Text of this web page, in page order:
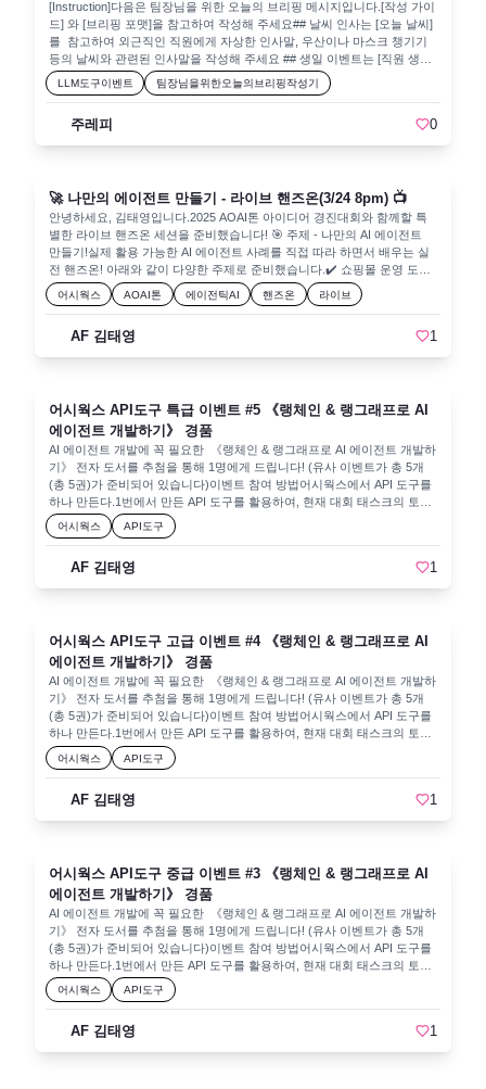
응답:<code class="language-plaintext">{ "session_id": "...", "audio_path":
"outputs/..._audio.wav", "download_url":
"http://127.0.0.1:8000/download_file/{session_id}/audio", "message": "오
디오 추출이 완료되었습니다." }</code>주요 포인트ffmpeg-python 사용
예시:<code class="language-plaintext">ffmpeg.input(video_path).output(
audio_path, format='wav', acodec='pcm_s16le', ar='16000', ac=1
).run(overwrite_output=True)</code>ac=1: 모노로 변환ar=16000:
Whisper 권장 16kHz 샘플링pcm_s16le: 16비트 오디오 인코딩폴더 구
"model_size": "tiny" // tiny, base, small, medium, large }</code>설
명:OpenAI Whisper 모델로 오디오를 인식하고, segment별로 SRT 파일을
생성.SESSIONS[session_id]["srt_path"]에 자막 파일 경로를 저장합니다.
응답:<code class="language-plaintext">{ "session_id": "...", "srt_path":
"...", "download_url":
"http://127.0.0.1:8000/download_file/{session_id}/srt", "message": "SRT
생성이 완료되었습니다." }</code>주요 포인트Whisper 모델 로딩:<code
result = model.transcribe(audio_path)</code>큰 모델로 갈수록 정확도 높
아지나, 메모리 점유/추론 시간이 증가.SRT 형식 생성:<code
str(timedelta(seconds=segment['start'])) end_time =
str(timedelta(seconds=segment['end'])) ...</code>start_time -->
end_timeSRT 파일에선 인덱스 번호, 시간 정보, 자막 텍스트, 공백 줄 구
조를 지킵니다.5. SRT → 텍스트 변환: /srt_to_textMethod: POSTPayload:
<code class="language-plaintext">{ "session_id": "string" }</code>설명:생
성된 SRT 파일을 파싱하여 "시작시간 자막텍스트" 형식의 문자열로 변환.
추가적으로 사용자 입맛에 맞게 "00:00:01,000 Hello..." 등 더 정교한 포맷
을 만들 수도 있습니다.응답:<code class="language-plaintext">{
...\n00:00:07 Today we are...", "message": "SRT 텍스트 변환이 완료되었
습니다." }</code>기술 포인트SRT 파싱:<code class="language-
</code>자막 인덱스 번호 / 시간 구간 / 자막 본문을 순서대로 읽어내는 간
단한 로직.포맷 변환:필요하다면 start_time, end_time 모두 저장해 DB나
JSON 형태로 응답 가능.6. 파일 다운로드:
/download_file/{session_id}/{file_type}Method: GETPath
Variables:session_id: 세션 IDfile_type: video, audio, srt설명:서버에 저장
된 (video/audio/srt) 파일을 직접 다운로드할 수 있는 엔드포인트.응
답:FileResponse로 해당 파일을 즉시 다운로드.기술 포인트
StaticFiles:app.mount("/downloads", StaticFiles(directory="downloads"),
name="downloads")app.mount("/outputs",
StaticFiles(directory="outputs"), name="outputs")고정된 폴더 구조에 접근
습니다.전체 흐름 정리세션 생성GET /create_session → 세션 ID 발급유
튜브 다운로드POST /youtube_download → yt-dlp로 mp4 획득,
video_path 저장오디오 추출POST /extract_audio → ffmpeg로 mp4 →
wav 변환, audio_path 저장자막 생성POST /audio2srt → whisper 음성인
식 후 SRT 작성, srt_path 저장텍스트 변환POST /srt_to_text → 사용자가
재가공하기 쉽게 SRT 파싱파일 다운로드파일이 필요할 때 GET
/download_file/{session_id}/{file_type}로 가져오기확장 아이디어자동 요
약:마지막 단계에서 result["text"]를 받아 GPT나 다른 NLP 알고리즘을 사
용해 요약.시간대별 검색:SRT 결과를 저장해두면 특정 키워드가 언제 등
시간 구간에 나오는지"번역:Whisper가 언어를 자동 감지하므로, 특정 언어
로 번역해서 SRT를 만드는 것도 가능.다운로드 로직 개선:실제 운영에선
[Instruction]다음은 팀장님을 위한 오늘의 브리핑 메시지입니다.[작성 가이
드] 와 [브리핑 포맷]을 참고하여 작성해 주세요## 날씨 인사는 [오늘 날씨]
를 참고하여 외근직인 직원에게 자상한 인사말, 우산이나 마스크 챙기기
등의 날씨와 관련된 인사말을 작성해 주세요 ## 생일 이벤트는 [직원 생일
정보]를 확인하여 해당 직원에게 위트 있는 축하 인사와 이벤트 기획를 기
획해 주세요 ## 오늘의 시사는 [오늘의 시사]에서 주요한 3가지와 책임감
제외합니다. ## 프로젝트 돌보기는 [프로젝트 임박 정보]의 내용을 토대로
팀원들에게 힘이 될 수 있는 격려 인사말을 남겨주세요. [프로젝트 임박 정
스타일 - 이모지 사용 - 공감과 경청하는 태도 - 존중과 배려심이 있는 말투
- 솔직하고 따뜻한 마음씨 - 공정한 리더십 - 책임지는 자세 - 함께 성장하
려는 자세 - 작은 것에 감사 표현[브리핑 포맷] # YYYY년 MM월 DD일 브리
핑## 날씨 인사## 생일 이벤트## 오늘의 시사 뉴스 제목: 뉴스 요약: 팀장
코멘트:뉴스 제목: 뉴스 요약: 팀장 코멘트:## 프로젝트 돌보기## 오늘의
유모 # 2025년 03월 24일 브리핑## 날씨 인사 안녕하세요, 팀원 여러분!
오늘 서울의 날씨는 맑고 기온이 쌀쌀하니 외출하실 때 따뜻한 옷을 챙기
고, 미세먼지 농도가 나쁨이니 마스크도 잊지 마세요! 여러분의 건강과 안
전이 최우선입니다. ☔️🌬️## 생일 이벤트 곧 생일을 맞이하는 김지운 씨의
일을 축하해보면 좋을 것 같아요! 🎈## 오늘의 시사 뉴스 제목: "White
House inadvertently texted top-secret Yemen war plans to journalist" 뉴스
요약: 백악관이 기자에게 우연히 기밀인 예멘 전쟁 계획을 전송한 사실이
밝혀졌다. 이 사건은 강한 비판을 받고 있으며, 기밀 유출에 대한 우려가
커지고 있다. 팀장 코멘트: 기밀 문서의 관리는 무엇보다 중요합니다. 이러
한 실수가 반복되지 않도록 주의가 필요합니다. 전체적인 보안 시스템을
재점검할 필요가 있겠어요.뉴스 제목: "‘Insecure baby’: Trump’s Colorado
capitol portrait removed after he throws fit" 뉴스 요약: 트럼프 전 대통령의
콜로라도 주 의사당 초상화가 그의 불만으로 인해 철거되었다. 팀장 코멘
트: 대중의 비판과 의견을 존중하는 것도 중요한 정치적 태도입니다. 커뮤
표명하며, 이는 미국의 정치적 간섭으로 간주하고 있다. 팀장 코멘트: 외교
에 있어서는 상대국의 의견을 존중하는 태도가 매우 중요합니다. 다양성을
인정하고 대화를 이어가는 것이 필요합니다.## 프로젝트 돌보기 현재 진
행 중인 프로젝트들의 마감이 다가오고 있습니다. 모두들 힘내고 계신가
요? 😄 마감 임박이라 스트레스 느낄 수 있지만, 우리는 팀워크가 뛰어난
동료들입니다. 서로 도와가며 힘내보아요! 시간이 부족하더라도 품질을 잃
지 않는 것이 중요하니 한 단계 한 단계 잘 진행해보자구요. 화이팅! 💪##
오늘의 유모 하루를 시작하면서, 고민이 있을 땐 이렇게 말해보세요. "홀로
서기의 복잡함도 모두 함께 하면 간단해진다." 🕊️ 당신의 마음은 얼마든지
LLM도구이벤트 팀장님을위한오늘의브리핑작성기
주레피 0
🚀 나만의 에이전트 만들기 - 라이브 핸즈온(3/24 8pm) 📺
안녕하세요, 김태영입니다.2025 AOAI톤 아이디어 경진대회와 함께할 특
별한 라이브 핸즈온 세션을 준비했습니다! 🎯 주제 - 나만의 AI 에이전트
만들기!실제 활용 가능한 AI 에이전트 사례를 직접 따라 하면서 배우는 실
전 핸즈온! 아래와 같이 다양한 주제로 준비했습니다.✔️ 쇼핑몰 운영 도우
미✔️ 네이버 검색 연동✔️ 개인 정보 기록 및 자동화라이브 세션에서 핸즈
온 실습 + 대회 관련 Q&A까지 진행되니, 실시간으로 궁금증을 해결하세
이드 페이지를 마련했습니다. 각 난이도에 맞춰 LLM & API 도구 활용법을
익히고, 더 깊이 있는 실습을 경험하세요.LLM 도구 생성API 도구 생성 - 초
가능한 맞춤형 AI 도구를 만들고 싶은 분✅ AOAI톤 경진대회를 준비하며
기술 역량을 강화하고 싶은 분✅ 라이브로 직접 참여하며 질문하고 실습하
고 싶은 분📅 라이브 핸즈온 세션 일정🗓️ 날짜: 3월 24일 (월요일)⏰ 시간:
8:00 PM📍 장소: 온라인 유튜브 (아래 링크에서 바로 보실 수 있습니다.)🚀
실전 AI 에이전트 개발! 함께 도전해 보세요. 대회도 현재 진행 중이니 아래
링크에서 [참여하기] 클릭해서 좋은 정보와 경험 얻어가세요.🎉
https://aifactory.space/task/8883/overview
어시웍스 AOAI톤 에이전틱AI 핸즈온 라이브
AF 김태영 1
어시웍스 API도구 특급 이벤트 #5 《랭체인 & 랭그래프로 AI
에이전트 개발하기》 경품
AI 에이전트 개발에 꼭 필요한 《랭체인 & 랭그래프로 AI 에이전트 개발하
기》 전자 도서를 추첨을 통해 1명에게 드립니다! (유사 이벤트가 총 5개
(총 5권)가 준비되어 있습니다)이벤트 참여 방법어시웍스에서 API 도구를
하나 만든다.1번에서 만든 API 도구를 활용하여, 현재 대회 태스크의 토론
탭에 게시글을 작성한다.제목에 [API도구고급이벤트] 를 포함할 것.예시)
[API도구고급이벤트] 쇼핑몰 상세페이지 작성기, [API도구고급이벤트] 영
선정하여 공지할 예정입니다.이벤트 목록현재 이벤트를 포함하여, 다음과
같은 5개의 이벤트가 진행됩니다.어시웍스 LLM 도구 이벤트 #1 《랭체인
도구 중급 이벤트 #3 《랭체인 & 랭그래프로 AI 에이전트 개발하기》 경품
어시웍스 API 도구 고급 이벤트 #4 《랭체인 & 랭그래프로 AI 에이전트 개
발하기》 경품 어시웍스 API 도구 특급 이벤트 #5 《랭체인 & 랭그래프로
AI 에이전트 개발하기》 경품 (현재 이벤트)📌 유의사항각 이벤트 1권씩
총 5권의 전자 도서가 준비되어 있으며, 각 이벤트에 중복 응모 가능합니
다.단, 추첨 시 중복 당첨은 불가합니다.개인정보 활용동의 고지본 이벤트
는 개인 정보를 포함하고 있으며, 개인 정보 활용 동의를 받고 있습니다.개
인정보는 경품 지급을 위해서 활용하며 경품 지급 후 폐기됩니다.당첨 발
표 후 2주 내 응답이 없을 시 당첨이 취소됩니다.어시웍스 API 도구 생성
방법 - 특급편API 도구 특급편에서는 직접 내가 만든 API 서버와 어시웍스
어시웍스에서 메모리 읽기/쓰기/검색 도구를 각각 만들어, 노코드 방식으
로 API와 연동에이전트를 통해 저장된 정보를 이용해 대화형 개인 비서 시
나리오 구현외부에서 접근 가능한 서버(ngrok 터널 활용) + 어시웍스 API
도구 + 에이전트의 통합 활용 경험이벤트 경품 전자 도서 정보📖 《랭체인
& 랭그래프로 AI 에이전트 개발하기》✅ 현직 AI Specialist에게 배우는
LLM Agents! ✅ 개념부터 활용, 실습까지 한 권으로 익히기! ✅ 8가지 프레
임워크를 활용한 AI 에이전트 구현 방법 학습(랭체인, 랭그래프, 랭스미스,
오토젠, AutoGPT, 크루AI, 라마인덱스, M365 코파일럿)📌 구매 링크: 🔗
바로가기많은 관심과 참여 부탁드립니다! 🚀✨
어시웍스 API도구
AF 김태영 1
어시웍스 API도구 고급 이벤트 #4 《랭체인 & 랭그래프로 AI
에이전트 개발하기》 경품
AI 에이전트 개발에 꼭 필요한 《랭체인 & 랭그래프로 AI 에이전트 개발하
기》 전자 도서를 추첨을 통해 1명에게 드립니다! (유사 이벤트가 총 5개
(총 5권)가 준비되어 있습니다)이벤트 참여 방법어시웍스에서 API 도구를
하나 만든다.1번에서 만든 API 도구를 활용하여, 현재 대회 태스크의 토론
탭에 게시글을 작성한다.제목에 [API도구고급이벤트] 를 포함할 것.예시)
[API도구고급이벤트] 쇼핑몰 상세페이지 작성기, [API도구고급이벤트] 영
선정하여 공지할 예정입니다.이벤트 목록현재 이벤트를 포함하여, 다음과
같은 5개의 이벤트가 진행됩니다.어시웍스 LLM 도구 이벤트 #1 《랭체인
도구 중급 이벤트 #3 《랭체인 & 랭그래프로 AI 에이전트 개발하기》 경품
어시웍스 API 도구 고급 이벤트 #4 《랭체인 & 랭그래프로 AI 에이전트 개
발하기》 경품 (현재 이벤트)어시웍스 API 도구 특급 이벤트 #5 《랭체인
& 랭그래프로 AI 에이전트 개발하기》 경품📌 유의사항각 이벤트 1권씩
총 5권의 전자 도서가 준비되어 있으며, 각 이벤트에 중복 응모 가능합니
다.단, 추첨 시 중복 당첨은 불가합니다.개인정보 활용동의 고지본 이벤트
는 개인 정보를 포함하고 있으며, 개인 정보 활용 동의를 받고 있습니다.개
인정보는 경품 지급을 위해서 활용하며 경품 지급 후 폐기됩니다.당첨 발
표 후 2주 내 응답이 없을 시 당첨이 취소됩니다.어시웍스 API 도구 생성
방법 - 고급편API 도구 고급편에서는 실용적으로 외부 서비스와 연동할 수
어시웍스 API도구
AF 김태영 1
어시웍스 API도구 중급 이벤트 #3 《랭체인 & 랭그래프로 AI
에이전트 개발하기》 경품
AI 에이전트 개발에 꼭 필요한 《랭체인 & 랭그래프로 AI 에이전트 개발하
기》 전자 도서를 추첨을 통해 1명에게 드립니다! (유사 이벤트가 총 5개
(총 5권)가 준비되어 있습니다)이벤트 참여 방법어시웍스에서 API 도구를
하나 만든다.1번에서 만든 API 도구를 활용하여, 현재 대회 태스크의 토론
탭에 게시글을 작성한다.제목에 [API도구중급이벤트] 를 포함할 것.예시)
[API도구중급이벤트] 쇼핑몰 상세페이지 작성기, [API도구중급이벤트] 영
선정하여 공지할 예정입니다.이벤트 목록현재 이벤트를 포함하여, 다음과
같은 5개의 이벤트가 진행됩니다.어시웍스 LLM 도구 이벤트 #1 《랭체인
어시웍스 API도구
AF 김태영 1